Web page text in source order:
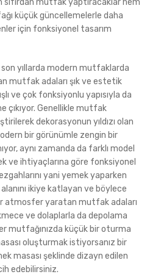
mutfak yaptıracaklar hem
küçük güncellemelerle daha
için fonksiyonel tasarım
son yıllarda modern mutfaklarda
mutfak adaları şık ve estetik
ve çok fonksiyonlu yapısıyla da
çıkıyor. Genellikle mutfak
dekorasyonun yıldızı olan
bir görünümle zengin bir
aynı zamanda da farklı model
ve ihtiyaçlarına göre fonksiyonel
yani yemek yaparken
ikiye katlayan ve böylece
atmosfer yaratan mutfak adaları
ve dolaplarla da depolama
mutfağınızda küçük bir oturma
oluşturmak istiyorsanız bir
masası şeklinde dizayn edilen
edebilirsiniz.